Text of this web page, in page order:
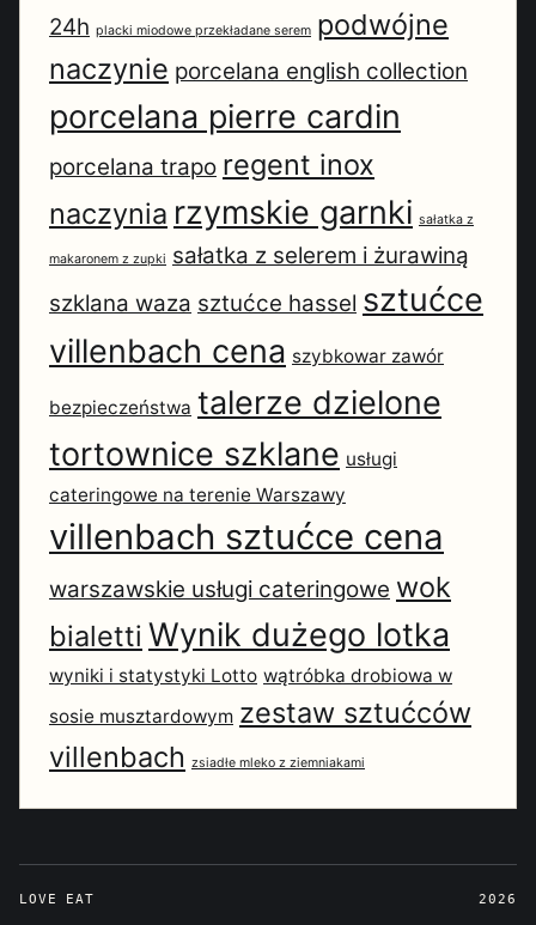
24h placki miodowe przekładane serem podwójne
naczynie porcelana english collection
porcelana pierre cardin
porcelana trapo regent inox
naczynia rzymskie garnki sałatka z
makaronem z zupki sałatka z selerem i żurawiną
szklana waza sztućce hassel sztućce
villenbach cena szybkowar zawór
bezpieczeństwa talerze dzielone
tortownice szklane usługi
cateringowe na terenie Warszawy
villenbach sztućce cena
warszawskie usługi cateringowe wok
bialetti Wynik dużego lotka
wyniki i statystyki Lotto wątróbka drobiowa w
sosie musztardowym zestaw sztućców
villenbach zsiadłe mleko z ziemniakami
LOVE EAT 2026